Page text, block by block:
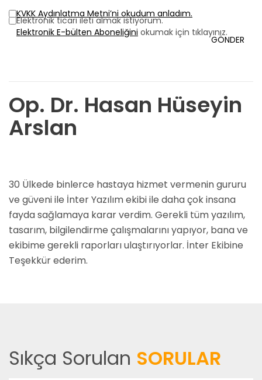
KVKK Aydınlatma Metni’ni okudum anladım.
Elektronik ticari ileti almak istiyorum.
Elektronik E-bülten Aboneliğini okumak için tıklayınız.
GÖNDER
Op. Dr. Hasan Hüseyin
Arslan
30 Ülkede binlerce hastaya hizmet vermenin gururu
ve güveni ile İnter Yazılım ekibi ile daha çok insana
fayda sağlamaya karar verdim. Gerekli tüm yazılım,
tasarım, bilgilendirme çalışmalarını yapıyor, bana ve
ekibime gerekli raporları ulaştırıyorlar. İnter Ekibine
Teşekkür ederim.
Sıkça Sorulan SORULAR